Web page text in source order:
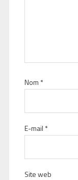
Nom *
E-mail *
Site web